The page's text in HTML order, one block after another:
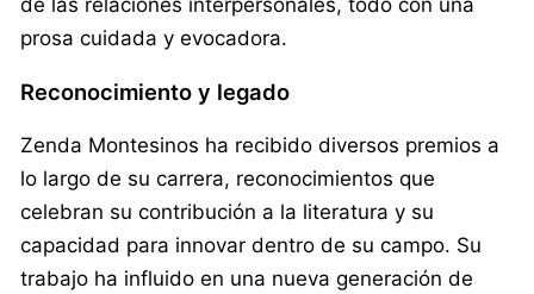
prosa cuidada y evocadora.
Reconocimiento y legado
Zenda Montesinos ha recibido diversos premios a
lo largo de su carrera, reconocimientos que
celebran su contribución a la literatura y su
capacidad para innovar dentro de su campo. Su
trabajo ha influido en una nueva generación de